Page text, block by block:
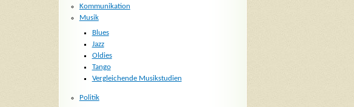
Kommunikation
Musik
Blues
Jazz
Oldies
Tango
Vergleichende Musikstudien
Politik